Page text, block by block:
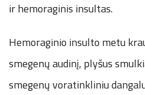
ir hemoraginis insultas.
Hemoraginio insulto metu
smegenų audinį, plyšus
smegenų voratinkliniu